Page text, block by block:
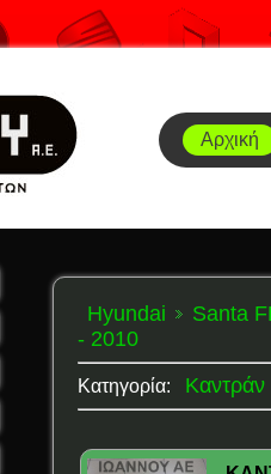
Αρχική
Hyundai
Santa
- 2010
Κατηγορία: Καντράν